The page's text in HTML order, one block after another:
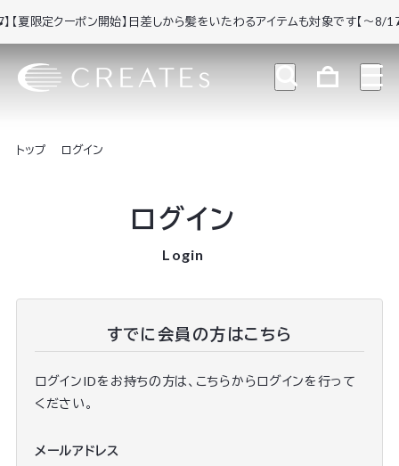
【夏限定クーポン開始】日差しから髪をいたわるアイテムも対象です【～8/17】
トップ ログイン
ログイン
Login
すでに会員の方はこちら
ログインIDをお持ちの方は、こちらからログインを行って
ください。
メールアドレス